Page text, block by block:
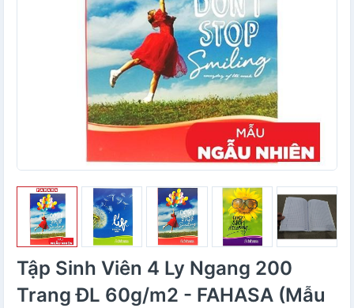
Tập Sinh Viên 4 Ly Ngang 200
Trang ĐL 60g/m2 - FAHASA (Mẫu